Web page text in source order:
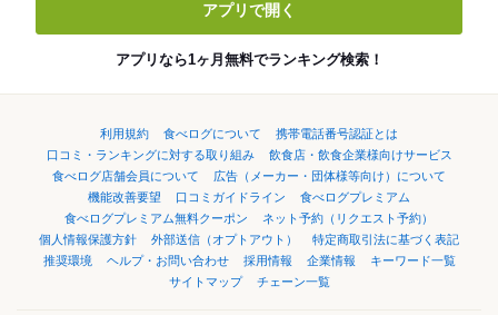
アプリで開く
アプリなら1ヶ月無料でランキング検索！
利用規約 食べログについて
携帯電話番号認証とは
口コミ・ランキングに対する取り組み
飲食店・飲食企業様向けサービス
食べログ店舗会員について
広告（メーカー・団体様等向け）について
機能改善要望
口コミガイドライン
食べログプレミアム
食べログプレミアム無料クーポン
ネット予約（リクエスト予約）
個人情報保護方針
外部送信（オプトアウト）
特定商取引法に基づく表記
推奨環境
ヘルプ・お問い合わせ 採用情報 企業情報
キーワード一覧
サイトマップ
チェーン一覧